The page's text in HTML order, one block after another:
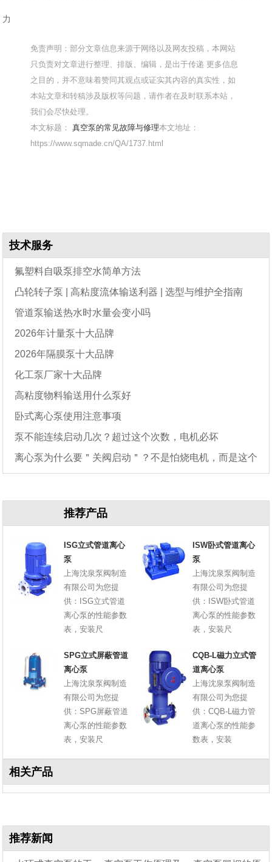
力
免责声明：部分文章信息来源于网络以及网友投稿，本网站
只负责对文章进行整理、排版、编辑，是出于传递 更多信息
之目的，并不意味着赞同其观点或证实其内容的真实性，如
本站文章和转稿涉及版权等问题，请作者在及时联系本站，
我们会尽快处理。
本文标题：真空泵的常见故障与修理本文地址：
https://www.sqmade.cn/QA/1737.html
技术服务
氟塑料自吸泵排空水简单方法
凸轮转子泵 | 高粘度流体输送利器 | 选型与维护全指南
管道泵输送热水时水量会变小吗
2026年计量泵十大品牌
2026年隔膜泵十大品牌
化工泵厂家十大品牌
高粘度物料输送用什么泵好
卧式离心泵使用注意事项
泵不能连续启动几次？超过这个次数，电机必坏
离心泵为什么要＂关阀启动＂？不是怕烧电机，而是这个
推荐产品
ISG立式管道离心
泵
上海沈泉泵阀制造
有限公司为您提
供：ISG立式管道
离心泵的性能参数
表，安装尺
ISW卧式管道离心
泵
上海沈泉泵阀制造
有限公司为您提
供：ISW卧式管道
离心泵的性能参数
表，安装尺
SPG立式屏蔽管道
离心泵
上海沈泉泵阀制造
有限公司为您提
供：SPG屏蔽管道
离心泵的性能参数
表，安装尺
CQB-L磁力立式管
道离心泵
上海沈泉泵阀制造
有限公司为您提
供：CQB-L磁力管
道离心泵的性能参
数表，安装
相关产品
推荐新闻